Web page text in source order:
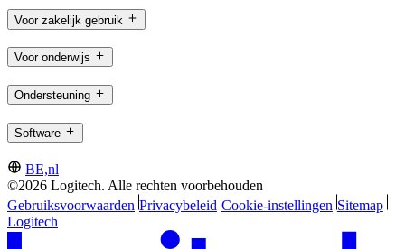
Voor zakelijk gebruik
Voor onderwijs
Ondersteuning
Software
BE,nl
©2026 Logitech. Alle rechten voorbehouden
Gebruiksvoorwaarden Privacybeleid Cookie-instellingen Sitemap
Logitech